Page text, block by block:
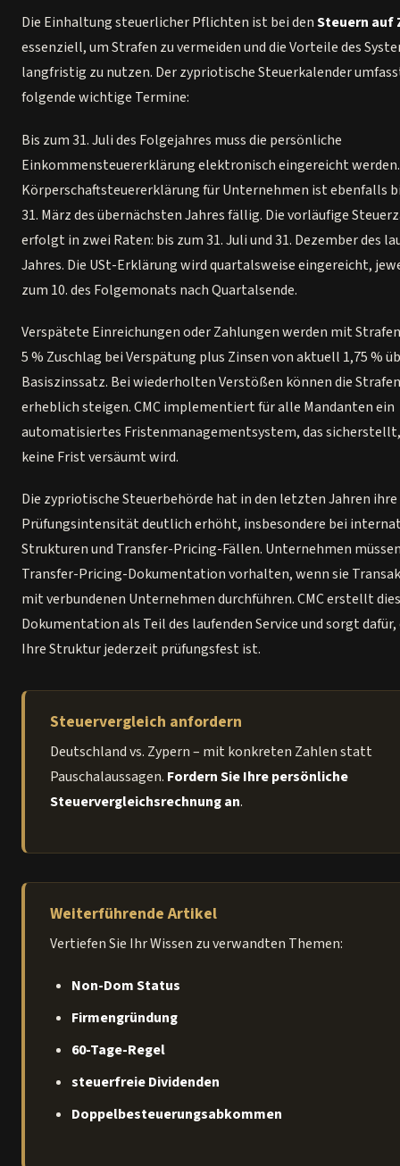
Die Einhaltung steuerlicher Pflichten ist bei denSteuern auf
essenziell, um Strafen zu vermeiden und die Vorteile des
langfristig zu nutzen. Der zypriotische Steuerkalender
folgende wichtige Termine:
Bis zum 31. Juli des Folgejahres muss die persönliche
Einkommensteuererklärung elektronisch eingereicht
Körperschaftsteuererklärung für Unternehmen ist ebenfalls
31. März des übernächsten Jahres fällig. Die vorläufige
erfolgt in zwei Raten: bis zum 31. Juli und 31. Dezember des
Jahres. Die USt-Erklärung wird quartalsweise eingereicht,
zum 10. des Folgemonats nach Quartalsende.
Verspätete Einreichungen oder Zahlungen werden mit
5 % Zuschlag bei Verspätung plus Zinsen von aktuell 1,75 %
Basiszinssatz. Bei wiederholten Verstößen können die Strafen
erheblich steigen. CMC implementiert für alle Mandanten ein
automatisiertes Fristenmanagementsystem, das
keine Frist versäumt wird.
Die zypriotische Steuerbehörde hat in den letzten Jahren ihre
Prüfungsintensität deutlich erhöht, insbesondere bei
Strukturen und Transfer-Pricing-Fällen. Unternehmen
Transfer-Pricing-Dokumentation vorhalten, wenn sie
mit verbundenen Unternehmen durchführen. CMC erstellt
Dokumentation als Teil des laufenden Service und sorgt dafür,
Ihre Struktur jederzeit prüfungsfest ist.
Steuervergleich anfordern
Deutschland vs. Zypern – mit konkreten Zahlen statt
Pauschalaussagen. Fordern Sie Ihre persönliche
Steuervergleichsrechnung an.
Weiterführende Artikel
Vertiefen Sie Ihr Wissen zu verwandten Themen:
Non-Dom Status
Firmengründung
60-Tage-Regel
steuerfreie Dividenden
Doppelbesteuerungsabkommen